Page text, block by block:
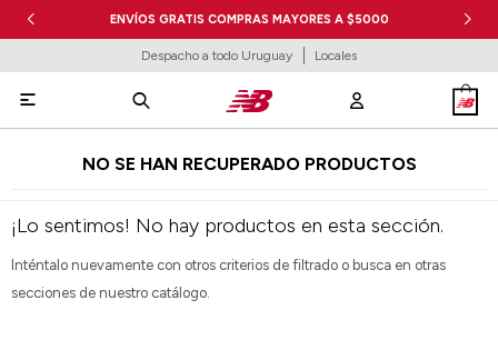
ENVÍOS GRATIS COMPRAS MAYORES A $5000
Despacho a todo Uruguay Locales

NO SE HAN RECUPERADO PRODUCTOS
¡Lo sentimos! No hay productos en esta sección.
Inténtalo nuevamente con otros criterios de filtrado o busca en otras
secciones de nuestro catálogo.